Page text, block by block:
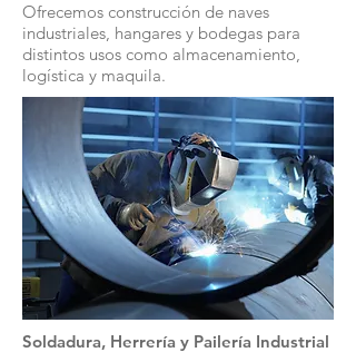
Ofrecemos construcción de naves
industriales, hangares y bodegas para
distintos usos como almacenamiento,
logística y maquila.
Soldadura, Herrería y Pailería Industrial